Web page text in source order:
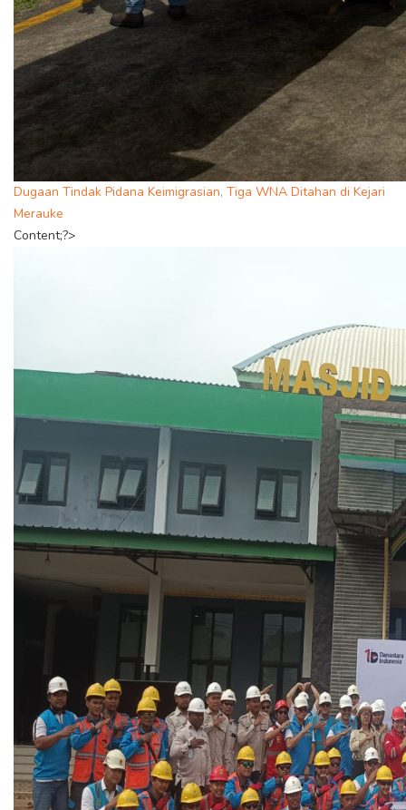
Dugaan Tindak Pidana Keimigrasian, Tiga WNA Ditahan di Kejari
Merauke
Content;?>